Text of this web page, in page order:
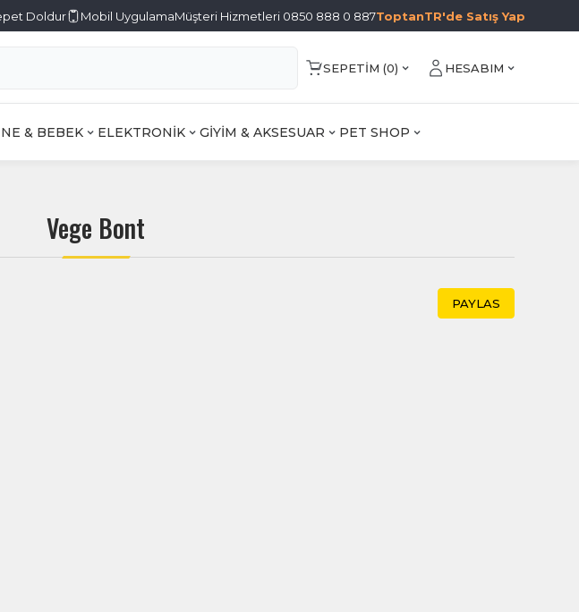
Doldur Mobil UygulamaMüşteri Hizmetleri 0850 888 0 887ToptanTR'de Satış Yap
SEPETIM (0) HESABIM
& BEBEK ELEKTRONİK GİYİM & AKSESUAR PET SHOP
Vege Bont
PAYLAS